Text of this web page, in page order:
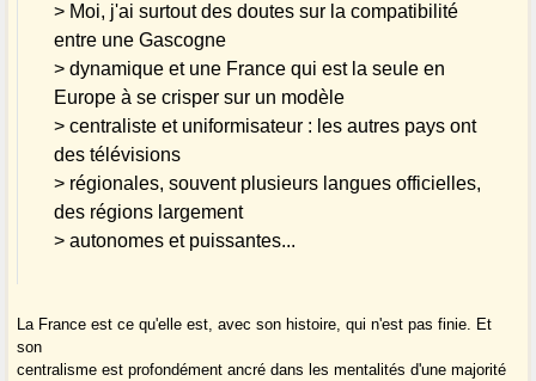
> Moi, j'ai surtout des doutes sur la compatibilité
entre une Gascogne
> dynamique et une France qui est la seule en
Europe à se crisper sur un modèle
> centraliste et uniformisateur : les autres pays ont
des télévisions
> régionales, souvent plusieurs langues officielles,
des régions largement
> autonomes et puissantes...
La France est ce qu'elle est, avec son histoire, qui n'est pas finie. Et
son
centralisme est profondément ancré dans les mentalités d'une majorité